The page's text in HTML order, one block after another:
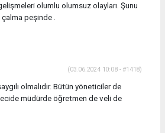
olumlu olumsuz olayları. Şunu
peşinde .
(03.06.2024 10:08 - #1418)
olmalıdır. Bütün yöneticiler de
müdürde öğretmen de veli de